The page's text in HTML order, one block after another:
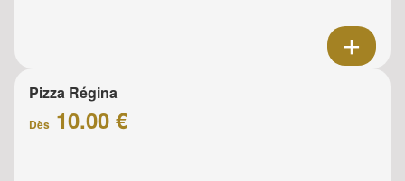
Pizza Régina
Dès 10.00 €